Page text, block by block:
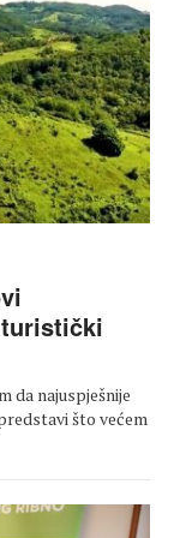
da najuspješnije
što većem